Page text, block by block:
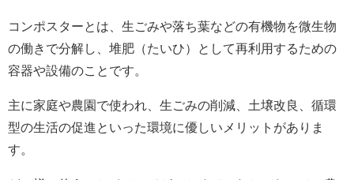
コンポスターとは、生ごみや落ち葉などの有機物を微生物
の働きで分解し、堆肥（たいひ）として再利用するための
容器や設備のことです。
主に家庭や農園で使われ、生ごみの削減、土壌改良、循環
型の生活の促進といった環境に優しいメリットがありま
す。